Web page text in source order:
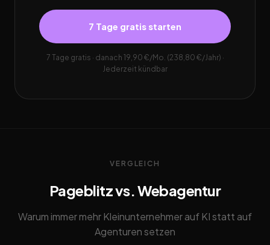
7 Tage gratis starten
7 Tage gratis · danach 19,90 €/Mo. (238,80 €/Jahr) ·
Jederzeit kündbar
VERGLEICH
Pageblitz vs. Webagentur
Warum immer mehr Kleinunternehmer auf KI statt auf
Agenturen setzen